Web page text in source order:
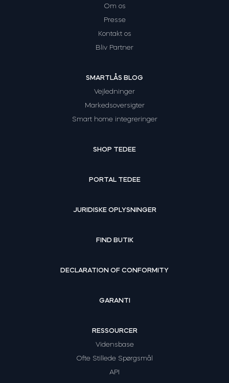
Om os
Presse
Kontakt os
Bliv Partner
SMARTLÅS BLOG
Vejledninger
Markedsoversigter
Smart home integreringer
SHOP TEDEE
PORTAL TEDEE
JURIDISKE OPLYSNINGER
FIND BUTIK
DECLARATION OF CONFORMITY
GARANTI
RESSOURCER
Vidensbase
Ofte Stillede Spørgsmål
API